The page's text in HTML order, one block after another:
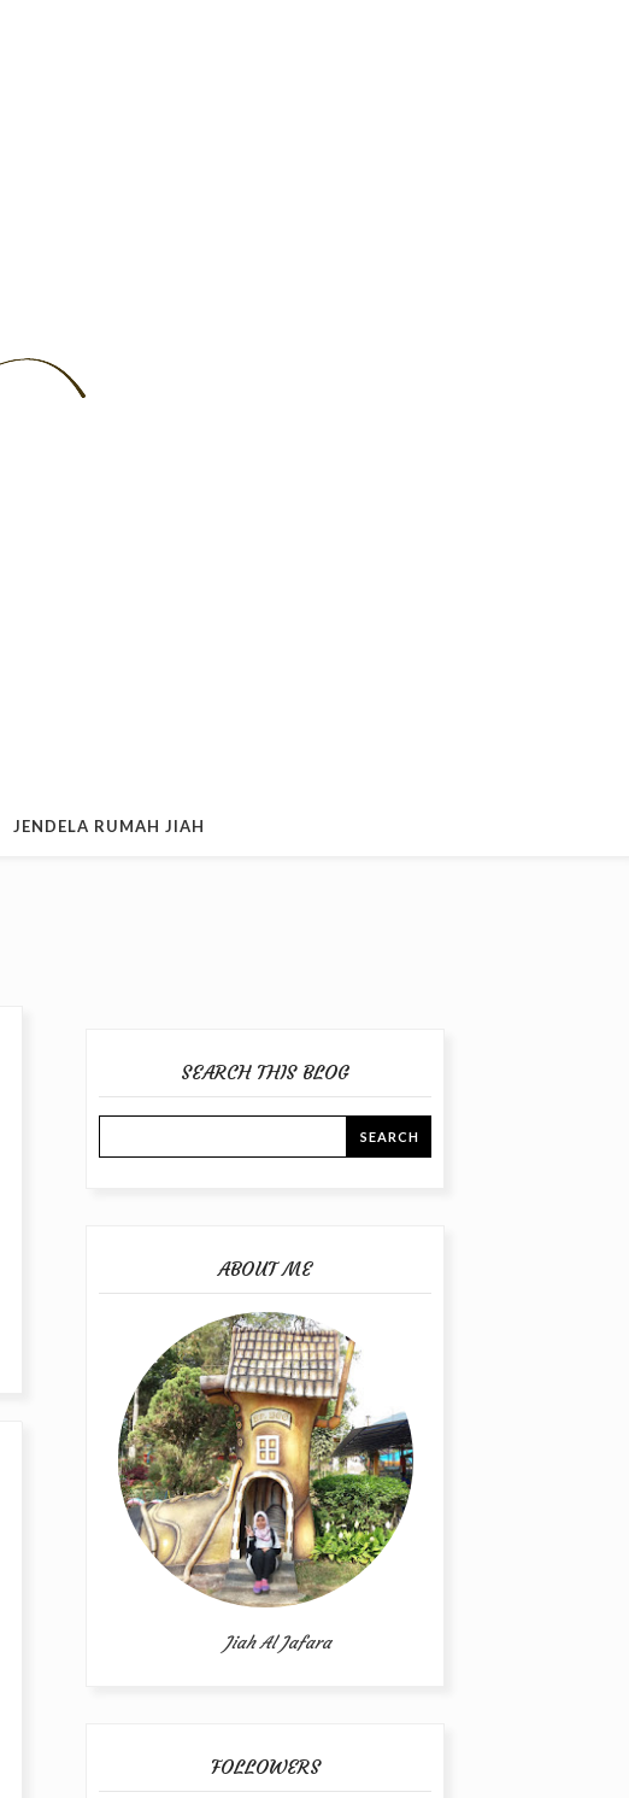
JENDELA RUMAH JIAH
SEARCH THIS BLOG
ABOUT ME
Jiah Al Jafara
FOLLOWERS